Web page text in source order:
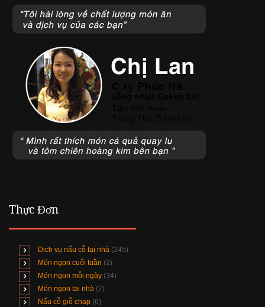
Thực Đơn
Dịch vụ nấu cỗ tại nhà (245)
Món ngon cuối tuần (2)
Món ngon mỗi ngày (34)
Món ngon tại nhà (7)
Nấu cỗ giỗ chạp (6)